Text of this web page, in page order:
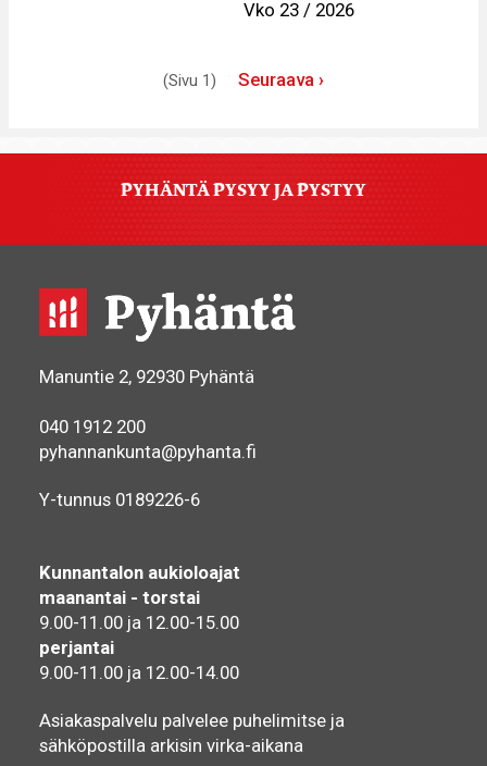
Vko 23 / 2026
(Sivu 1)
Seuraava
Seuraava ›
PYHÄNTÄ PYSYY JA PYSTYY
Manuntie 2, 92930 Pyhäntä
040 1912 200
pyhannankunta@pyhanta.fi
Y-tunnus 0189226-6
Kunnantalon aukioloajat
maanantai - torstai
9.00-11.00 ja 12.00-15.00
perjantai
9.00-11.00 ja 12.00-14.00
Asiakaspalvelu palvelee puhelimitse ja
sähköpostilla arkisin virka-aikana